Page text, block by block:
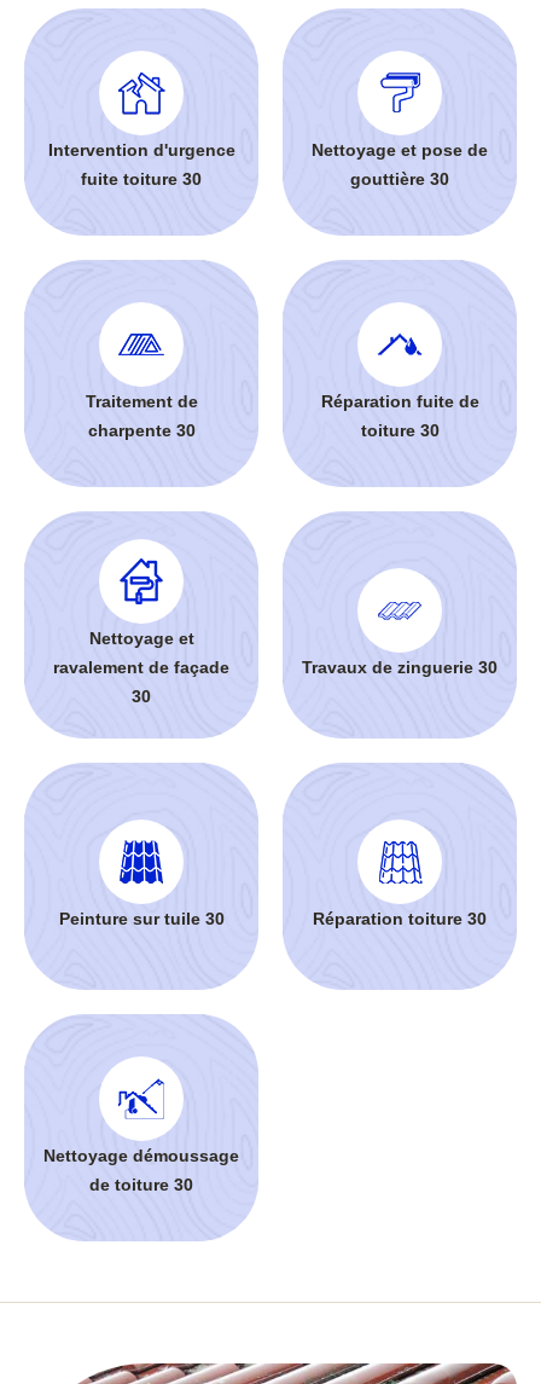
Intervention d'urgence
fuite toiture 30
Nettoyage et pose de
gouttière 30
Traitement de
charpente 30
Réparation fuite de
toiture 30
Nettoyage et
ravalement de façade
30
Travaux de zinguerie 30
Peinture sur tuile 30 Réparation toiture 30
Nettoyage démoussage
de toiture 30